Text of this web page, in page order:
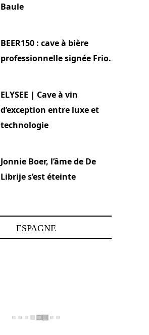
Baule
BEER150 : cave à bière
professionnelle signée Frio.
ELYSEE | Cave à vin
d’exception entre luxe et
technologie
Jonnie Boer, l’âme de De
Librije s’est éteinte
ESPAGNE